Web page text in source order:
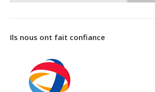
Ils nous ont fait confiance